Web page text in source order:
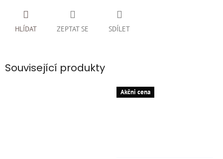
ZEPTAT SE
HLÍDAT SDÍLET
Související produkty
Akčni cena